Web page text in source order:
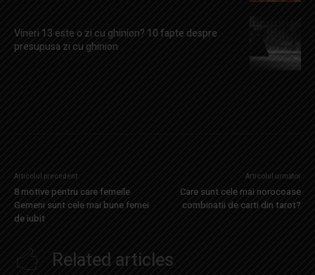
Vineri 13 este o zi cu ghinion? 10 fapte despre
presupusa zi cu ghinion
Articolul precedent
8 motive pentru care femeile
Gemeni sunt cele mai bune femei
de iubit
Articolul următor
Care sunt cele mai norocoase
combinatii de carti din tarot?
Related articles